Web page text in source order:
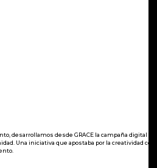
desarrollamos desde GRACE la campaña digital
Una iniciativa que apostaba por la creatividad